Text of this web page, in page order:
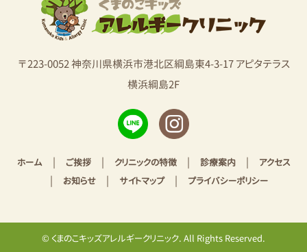
〒223-0052 神奈川県横浜市港北区綱島東4-3-17 アピタテラス
横浜綱島2F
ホーム| ご挨拶| クリニックの特徴| 診療案内| アクセス
| お知らせ| サイトマップ| プライバシーポリシー
© くまのこキッズアレルギークリニック. All Rights Reserved.